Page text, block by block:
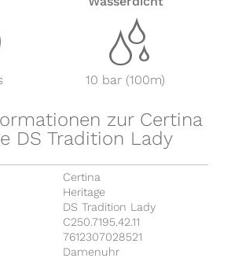
z
10 bar (100m)
zur Certina
DS Tradition Lady
Certina
Heritage
DS Tradition Lady
C250.7195.42.11
7612307028521
Damenuhr